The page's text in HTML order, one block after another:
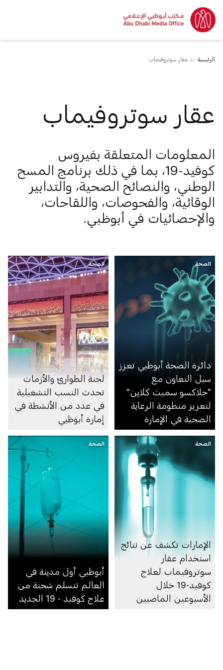
الرئيسية عقار سوتروفيماب
عقار سوتروفيماب
المعلومات المتعلقة بفيروس
كوفيد-19، بما في ذلك برنامج المسح
الوطني، والنصائح الصحية، والتدابير
الوقائية، والفحوصات، واللقاحات،
والإحصائيات في أبوظبي.
الصحة
دائرة الصحة أبوظبي تعزز
سبل التعاون مع
"جلاكسو سميث كلاين"
لتعزيز منظومة الرعاية
الصحية في الإمارة
الصحة
لجنة الطوارئ والأزمات
تحدث النسب التشغيلية
في عدد من الأنشطة في
إمارة أبوظبي
الصحة
الإمارات تكشف عن نتائج
استخدام عقار
سوتروفيماب لعلاج
كوفيد-19 خلال
الأسبوعين الماضيين
الصحة
أبوظبي أول مدينة في
العالم تتسلم شحنة من
علاج كوفيد - 19 الجديد